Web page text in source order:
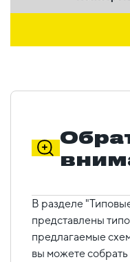
В разделе
представлены
предлагаемые
вы можете собрать